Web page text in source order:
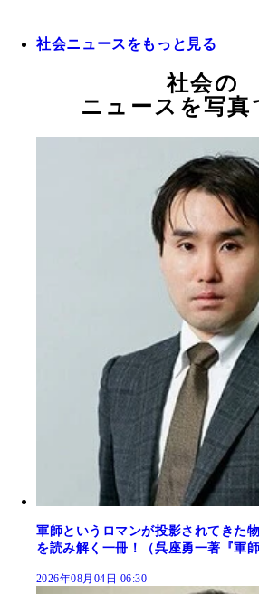
社会ニュースをもっと見る
社会の
ニュースを写真
軍師というロマンが投影されてきた
を読み解く一冊！（呉座勇一著『軍
2026年08月04日 06:30